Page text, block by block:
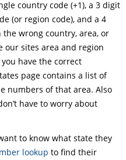
country code (+1), a 3 digit
(or region code), and a 4
wrong country, area, or
our sites area and region
have the correct
page contains a list of
numbers of that area. Also
have to worry about
to know what state they
lookup to find their